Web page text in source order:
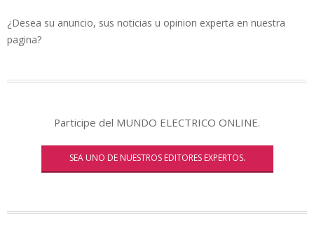
¿Desea su anuncio, sus noticias u opinion experta en nuestra
pagina?
Participe del MUNDO ELECTRICO ONLINE.
SEA UNO DE NUESTROS EDITORES EXPERTOS.